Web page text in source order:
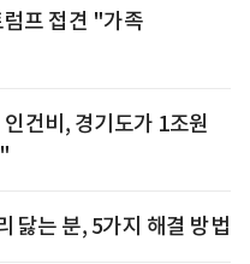
프 접견 "가족
건비, 경기도가 1조원
닳는 분, 5가지 해결 방법